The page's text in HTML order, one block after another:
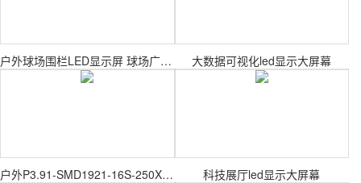
户外球场围栏LED显示屏 球场广告屏 大数据可视化led显示大屏幕
户外P3.91-SMD1921-16S-250X250mm户外表贴模组 科技展厅led显示大屏幕